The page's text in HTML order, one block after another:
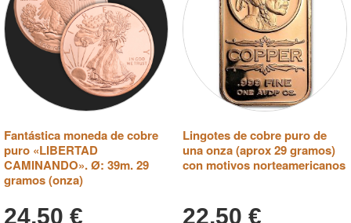
Fantástica moneda de cobre
puro «LIBERTAD
CAMINANDO». Ø: 39m. 29
gramos (onza)
24,50 €
Lingotes de cobre puro de
una onza (aprox 29 gramos)
con motivos norteamericanos
22,50 €